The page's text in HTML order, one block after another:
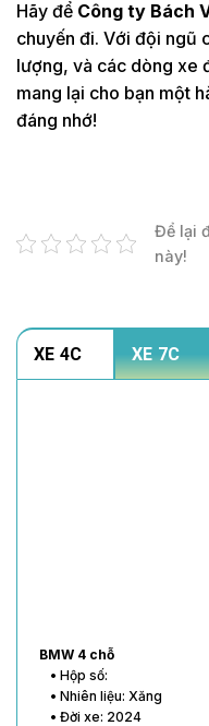
Hãy để Công ty Bách
chuyến đi. Với đội ngũ
lượng, và các dòng xe
mang lại cho bạn một
đáng nhớ!
Để lại
này!
XE 4C XE 7C
BMW 4 chỗ
• Hộp số:
• Nhiên liệu: Xăng
• Đời xe: 2024